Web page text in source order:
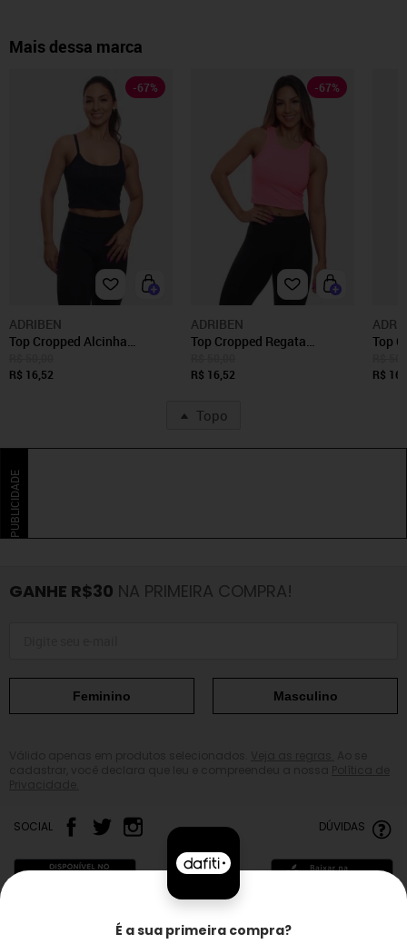
Mais dessa marca
-67%
ADRIBEN
Top Cropped Alcinha
Blusa Blusinha Básica Azul
R$ 16,52
-67%
ADRIBEN
Top Cropped Regata
Blusa Blusinha Básica Rosa
R$ 16,52
Top
R$
Topo
PUBLICIDADE
GANHE R$30 NA PRIMEIRA COMPRA!
Feminino Masculino
SOCIAL DÚVIDAS
É a sua primeira compra?